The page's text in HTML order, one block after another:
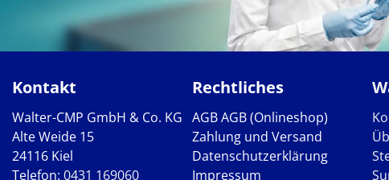
Kontakt
Walter-CMP GmbH & Co. KG
Alte Weide 15
24116 Kiel
Telefon: 0431 169060
Rechtliches
AGBAGB (Onlineshop)
Zahlung und Versand
Datenschutzerklärung
Impressum